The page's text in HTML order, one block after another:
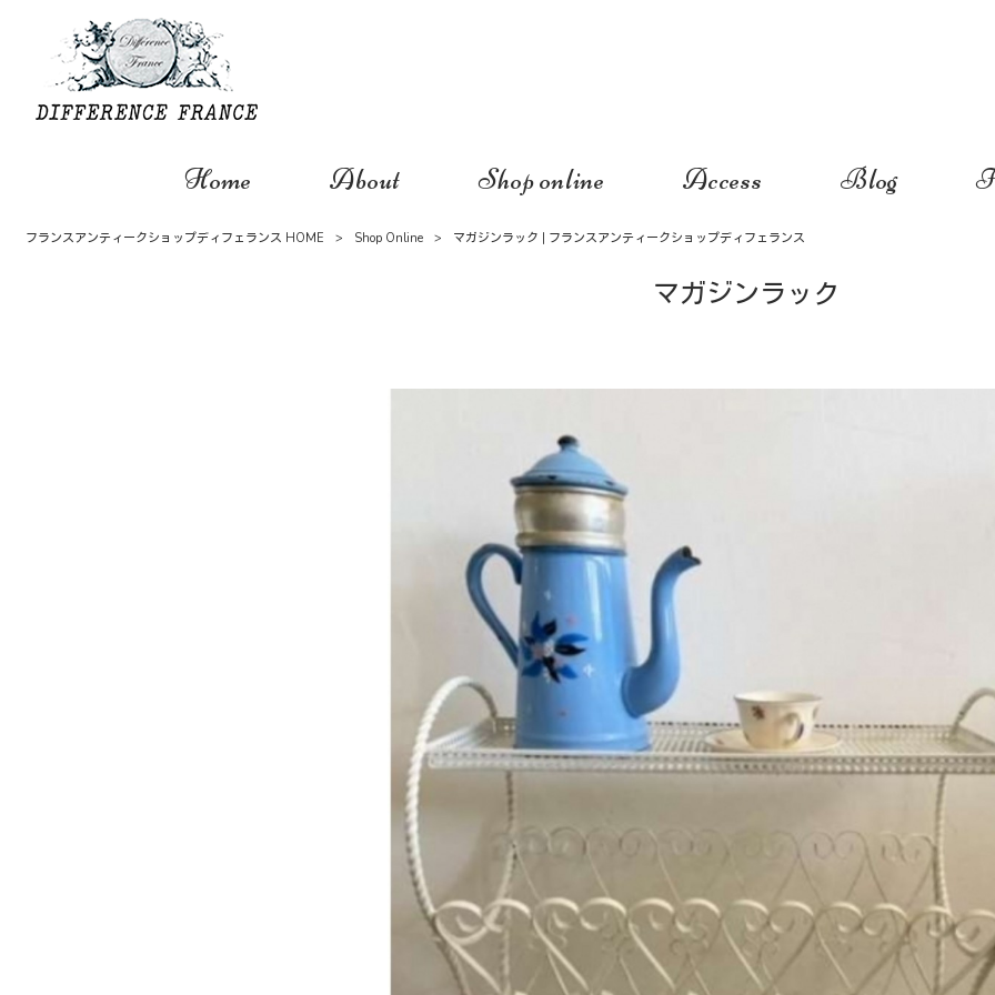
Home About Shop online Access Blog
フランスアンティークショップディフェランス HOME > Shop Online > マガジンラック | フランスアンティークショップディフェランス
マガジンラック